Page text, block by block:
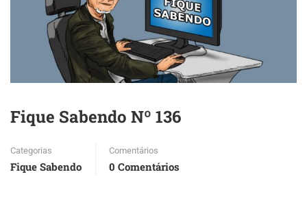
Fique Sabendo Nº 136
Categorias
Fique Sabendo
Comentários
0 Comentários